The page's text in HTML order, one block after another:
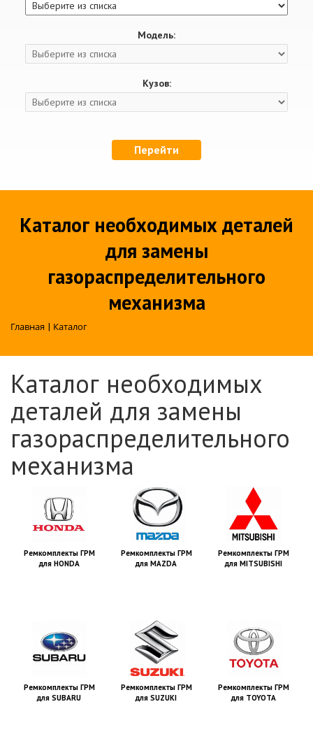
Модель:
Кузов:
Перейти
Каталог необходимых деталей
для замены
газораспределительного
механизма
Главная | Каталог
Каталог необходимых
деталей для замены
газораспределительного
механизма
Ремкомплекты ГРМ
для HONDA
Ремкомплекты ГРМ
для MAZDA
Ремкомплекты ГРМ
для MITSUBISHI
Ремкомплекты ГРМ
для SUBARU
Ремкомплекты ГРМ
для SUZUKI
Ремкомплекты ГРМ
для TOYOTA